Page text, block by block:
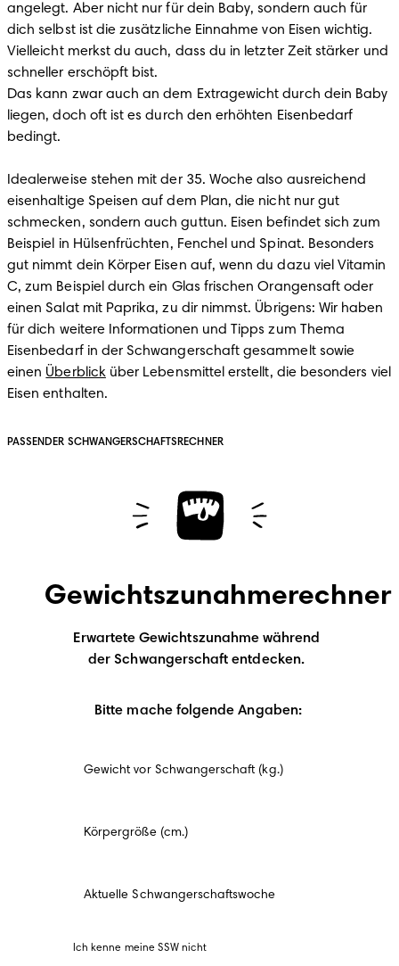
angelegt. Aber nicht nur für dein Baby, sondern auch für
dich selbst ist die zusätzliche Einnahme von Eisen wichtig.
Vielleicht merkst du auch, dass du in letzter Zeit stärker und
schneller erschöpft bist.
Das kann zwar auch an dem Extragewicht durch dein Baby
liegen, doch oft ist es durch den erhöhten Eisenbedarf
bedingt.
Idealerweise stehen mit der 35. Woche also ausreichend
eisenhaltige Speisen auf dem Plan, die nicht nur gut
schmecken, sondern auch guttun. Eisen befindet sich zum
Beispiel in Hülsenfrüchten, Fenchel und Spinat. Besonders
gut nimmt dein Körper Eisen auf, wenn du dazu viel Vitamin
C, zum Beispiel durch ein Glas frischen Orangensaft oder
einen Salat mit Paprika, zu dir nimmst. Übrigens: Wir haben
für dich weitere Informationen und Tipps zum Thema
Eisenbedarf in der Schwangerschaft gesammelt sowie
einen Überblick über Lebensmittel erstellt, die besonders viel
Eisen enthalten.
PASSENDER SCHWANGERSCHAFTSRECHNER
Gewichtszunahmerechner
Erwartete Gewichtszunahme während
der Schwangerschaft entdecken.
Bitte mache folgende Angaben:
Gewicht vor Schwangerschaft (kg.)
Körpergröße (cm.)
Aktuelle Schwangerschaftswoche
Ich kenne meine SSW nicht